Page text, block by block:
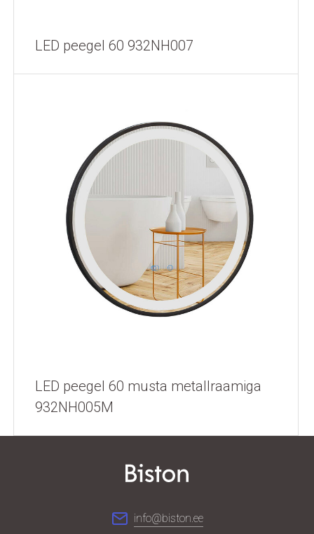
LED peegel 60 932NH007
LED peegel 60 musta metallraamiga
932NH005M
info@biston.ee